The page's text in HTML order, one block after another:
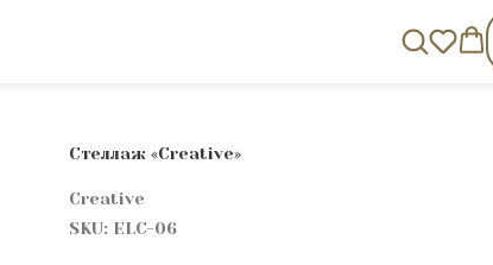
Стеллаж «Creative»
Creative
SKU: ELC-06